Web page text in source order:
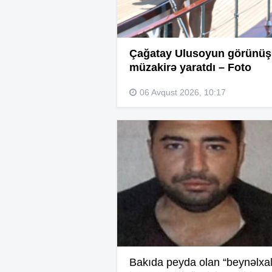
Çağatay Ulusoyun
müzakirə yaratdı – Foto
06 Avqust 2026, 10:17
Bakıda peyda olan